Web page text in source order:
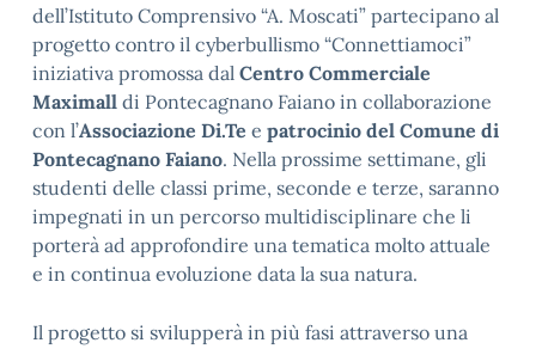
dell’Istituto Comprensivo “A. Moscati” partecipano al
progetto contro il cyberbullismo “Connettiamoci”
iniziativa promossa dal Centro Commerciale
Maximall di Pontecagnano Faiano in collaborazione
con l’Associazione Di.Te e patrocinio del Comune di
Pontecagnano Faiano. Nella prossime settimane, gli
studenti delle classi prime, seconde e terze, saranno
impegnati in un percorso multidisciplinare che li
porterà ad approfondire una tematica molto attuale
e in continua evoluzione data la sua natura.
Il progetto si svilupperà in più fasi attraverso una